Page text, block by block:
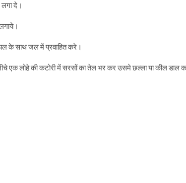
लगा दे।
के साथ जल में प्रवाहित करे।
एक लोहे की कटोरी में सरसों का तेल भर कर उसमे छल्ला या कील डाल